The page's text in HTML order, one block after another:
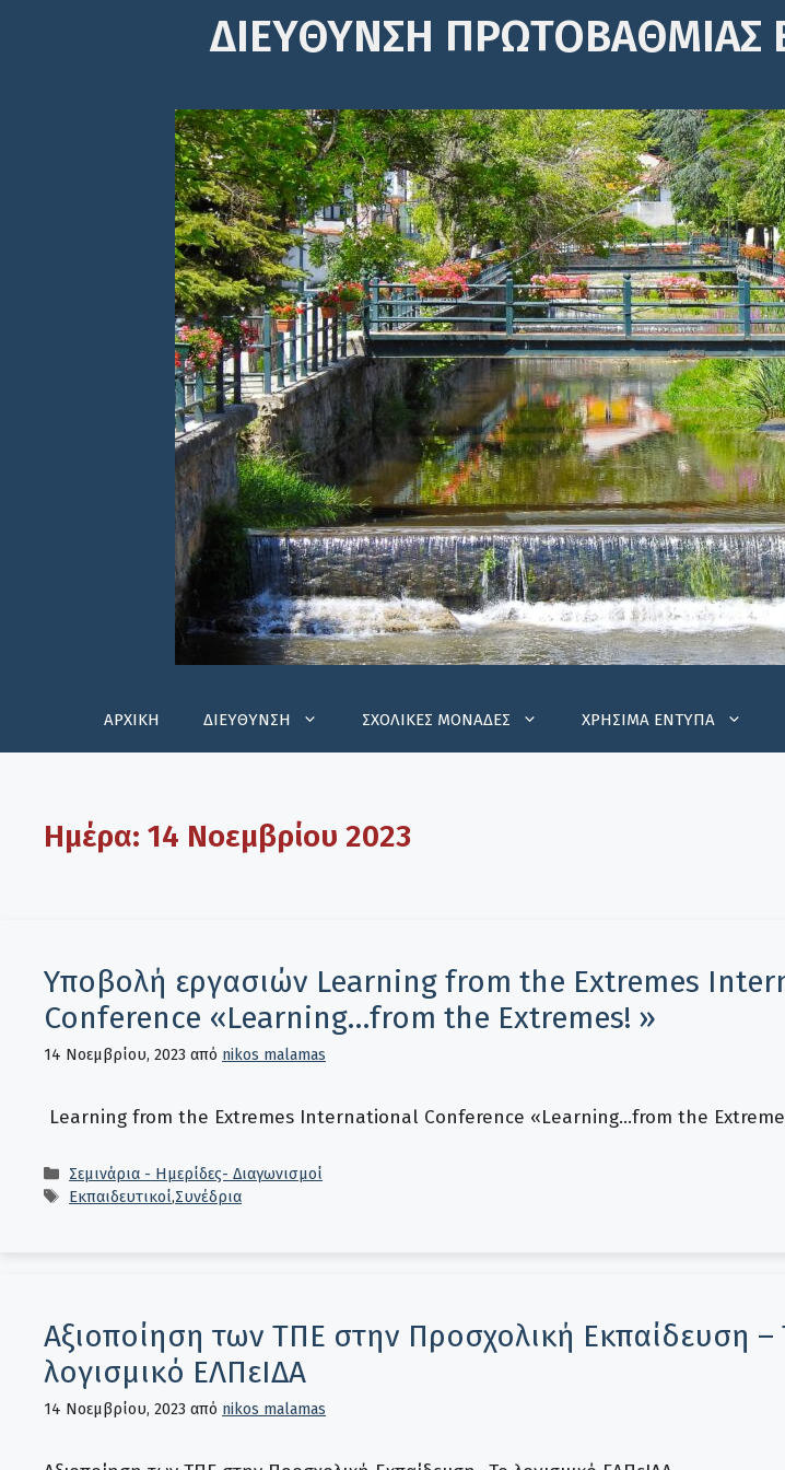
ΔΙΕΎΘΥΝΣΗ ΠΡΩΤΟΒΆΘΜΙΑΣ
ΑΡΧΙΚΗ ΔΙΕΥΘΥΝΣΗ ΣΧΟΛΙΚΕΣ ΜΟΝΑΔΕΣ ΧΡΗΣΙΜΑ ΕΝΤΥΠΑ
Ημέρα: 14 Νοεμβρίου 2023
Υποβολή εργασιών Learning from the Extremes
Conference «Learning…from the Extremes! »
14 Νοεμβρίου, 2023 από nikos malamas
Learning from the Extremes International Conference «Learning…from the
Κατηγορίες
Σεμινάρια - Ημερίδες- Διαγωνισμοί
Ετικέτες
Εκπαιδευτικοί,Συνέδρια
Αξιοποίηση των ΤΠΕ στην Προσχολική Εκπαίδευση –
λογισμικό ΕΛΠεΙΔΑ
14 Νοεμβρίου, 2023 από nikos malamas